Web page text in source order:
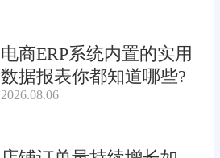
电商ERP系统内置的实用
数据报表你都知道哪些?
2026.08.06